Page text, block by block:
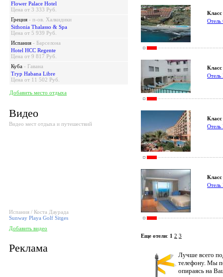
Flower Palace Hotel
Цена от 3 333 Руб.
Греция - п-ов. Халкидики
Sithonia Thalasso & Spa
Цена от 5 939 Руб.
Испания - Барселона
Hotel HCC Regente
Цена от 9 817 Руб.
Куба - Гавана
Tryp Habana Libre
Цена от 11 502 Руб.
Добавить место отдыха
Видео
Видео мест отдыха и путешествий
Испания / Коста Даурада
Sunway Playa Golf Sitges
Добавить видео
Реклама
Отель
Отель
Отель
Отель
Еще отели: 1 2 3
Лучше всего
телефону. Мы
опираясь на